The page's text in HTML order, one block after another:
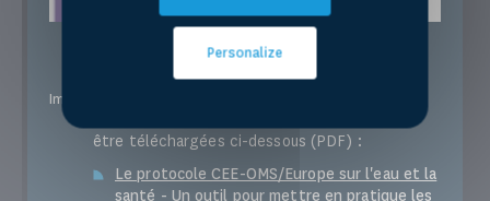
Impact
être téléchargées ci-dessous (PDF) :
Le protocole CEE-OMS/Europe sur l'eau et la
santé - Un outil pour mettre en pratique les
Personalize